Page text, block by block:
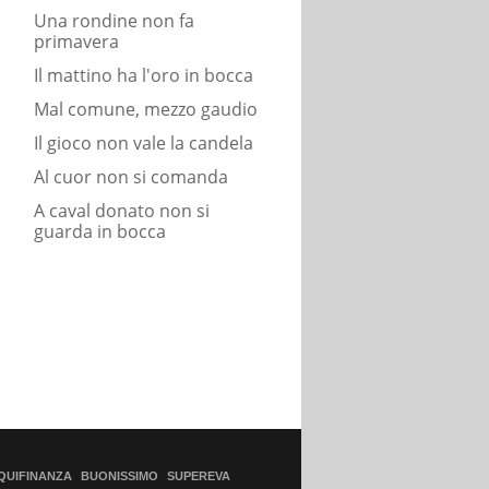
Una rondine non fa
primavera
Il mattino ha l'oro in bocca
Mal comune, mezzo gaudio
Il gioco non vale la candela
Al cuor non si comanda
A caval donato non si
guarda in bocca
BUONISSIMO SUPEREVA